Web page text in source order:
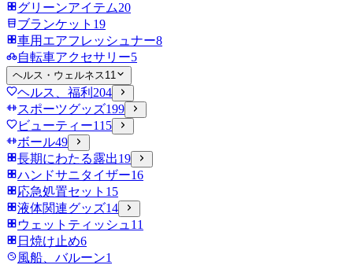
グリーンアイテム20
ブランケット 19
車用エアフレッシュナー8
自転車アクセサリー5
ヘルス・ウェルネス11
ヘルス、福利 204
スポーツグッズ199
ビューティー115
ボール49
長期にわたる露出19
ハンドサニタイザー16
応急処置セット 15
液体関連グッズ14
ウェットティッシュ 11
日焼け止め6
風船、バルーン1